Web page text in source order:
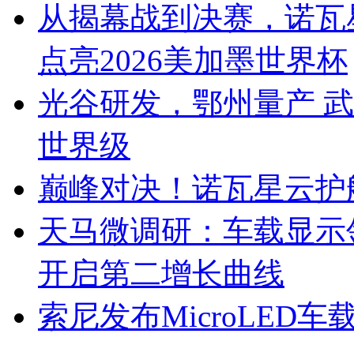
从揭幕战到决赛，诺
点亮2026美加墨世界杯
光谷研发，鄂州量产
世界级
巅峰对决！诺瓦星云
天马微调研：车载显
开启第二增长曲线
索尼发布MicroLED车